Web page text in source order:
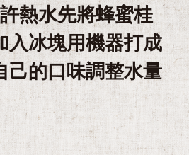
熱水先將蜂蜜桂
入冰塊用機器打成
己的口味調整水量